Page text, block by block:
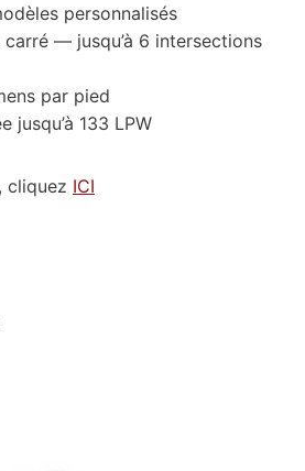
personnalisés
— jusqu’à 6 intersections
par pied
jusqu’à 133 LPW
cliquez ICI